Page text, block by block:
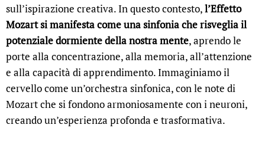
sull’ispirazione creativa. In questo contesto,l’Effetto
Mozart si manifesta come una sinfonia che risveglia il
potenziale dormiente della nostra mente, aprendo le
porte alla concentrazione, alla memoria, all’attenzione
e alla capacità di apprendimento. Immaginiamo il
cervello come un’orchestra sinfonica, con le note di
Mozart che si fondono armoniosamente con i neuroni,
creando un’esperienza profonda e trasformativa.